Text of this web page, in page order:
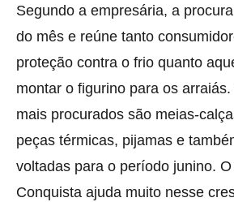
Segundo a empresária, a
do mês e reúne tanto
proteção contra o frio quanto
montar o figurino para os arraiás.
mais procurados são meias-
peças térmicas, pijamas e
voltadas para o período junino.
Conquista ajuda muito nesse